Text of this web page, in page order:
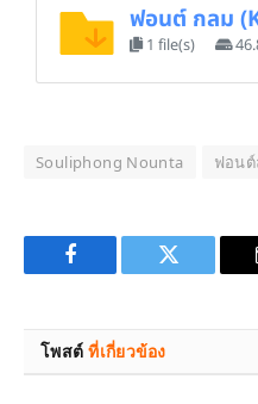
ฟอนต์ กลม
1 file(s)
Souliphong Nounta ฟอนต์
Facebook Twitter
โพสต์ที่เกี่ยวข้อง